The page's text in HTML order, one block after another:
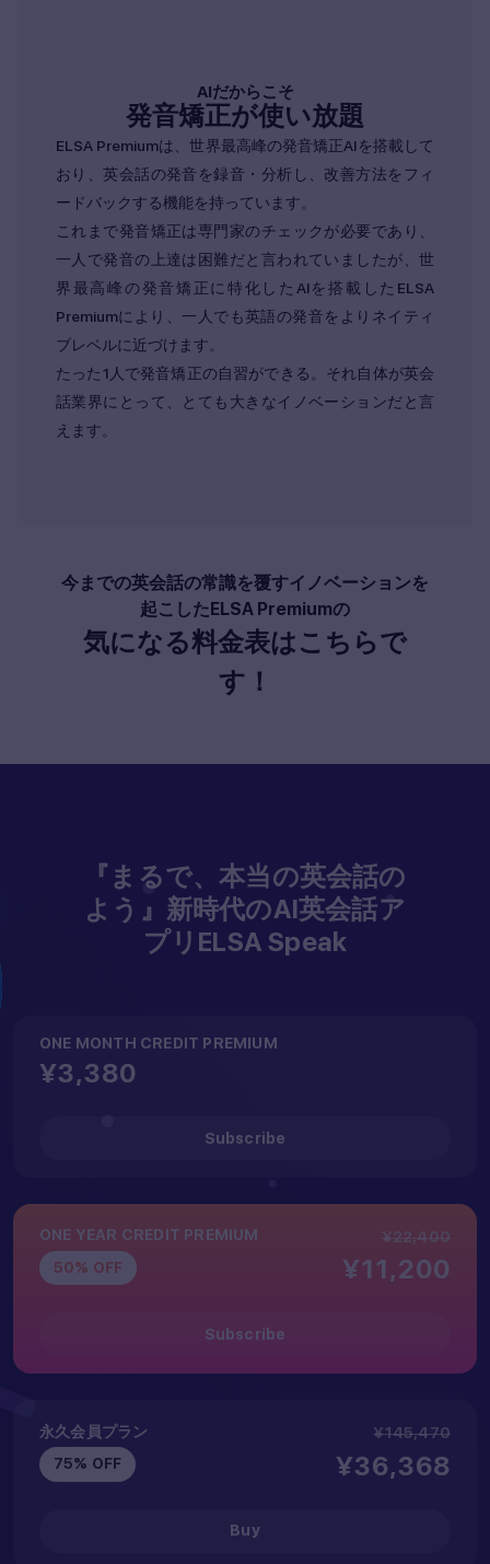
AIだからこそ
発音矯正が使い放題
ELSA Premiumは、世界最高峰の発音矯正AIを搭載して
おり、英会話の発音を録音・分析し、改善方法をフィ
ードバックする機能を持っています。
これまで発音矯正は専門家のチェックが必要であり、
一人で発音の上達は困難だと言われていましたが、世
界最高峰の発音矯正に特化したAIを搭載したELSA
Premiumにより、一人でも英語の発音をよりネイティ
ブレベルに近づけます。
たった1人で発音矯正の自習ができる。それ自体が英会
話業界にとって、とても大きなイノベーションだと言
えます。
今までの英会話の常識を覆すイノベーションを
起こしたELSA Premiumの
気になる料金表はこちらで
す！
『まるで、本当の英会話の
よう』新時代のAI英会話ア
プリELSA Speak
ONE MONTH CREDIT PREMIUM
¥3,380
Subscribe
ONE YEAR CREDIT PREMIUM
¥22,400
50% OFF
¥11,200
Subscribe
永久会員プラン
¥145,470
75% OFF
¥36,368
Buy